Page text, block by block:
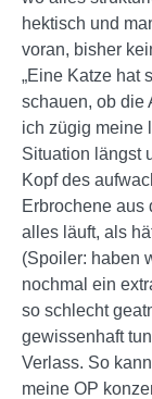
hektisch und
voran, bisher
„Eine Katze hat
schauen, ob die
ich zügig meine
Situation längst
Kopf des
Erbrochene aus
alles läuft, als
(Spoiler: haben
nochmal ein
so schlecht
gewissenhaft
Verlass. So
meine OP